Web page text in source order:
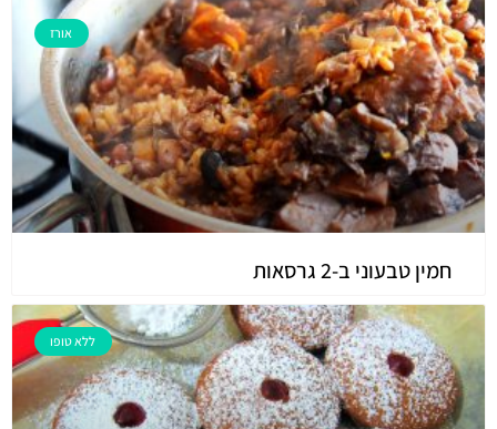
אורז
חמין טבעוני ב-2 גרסאות
ללא טופו